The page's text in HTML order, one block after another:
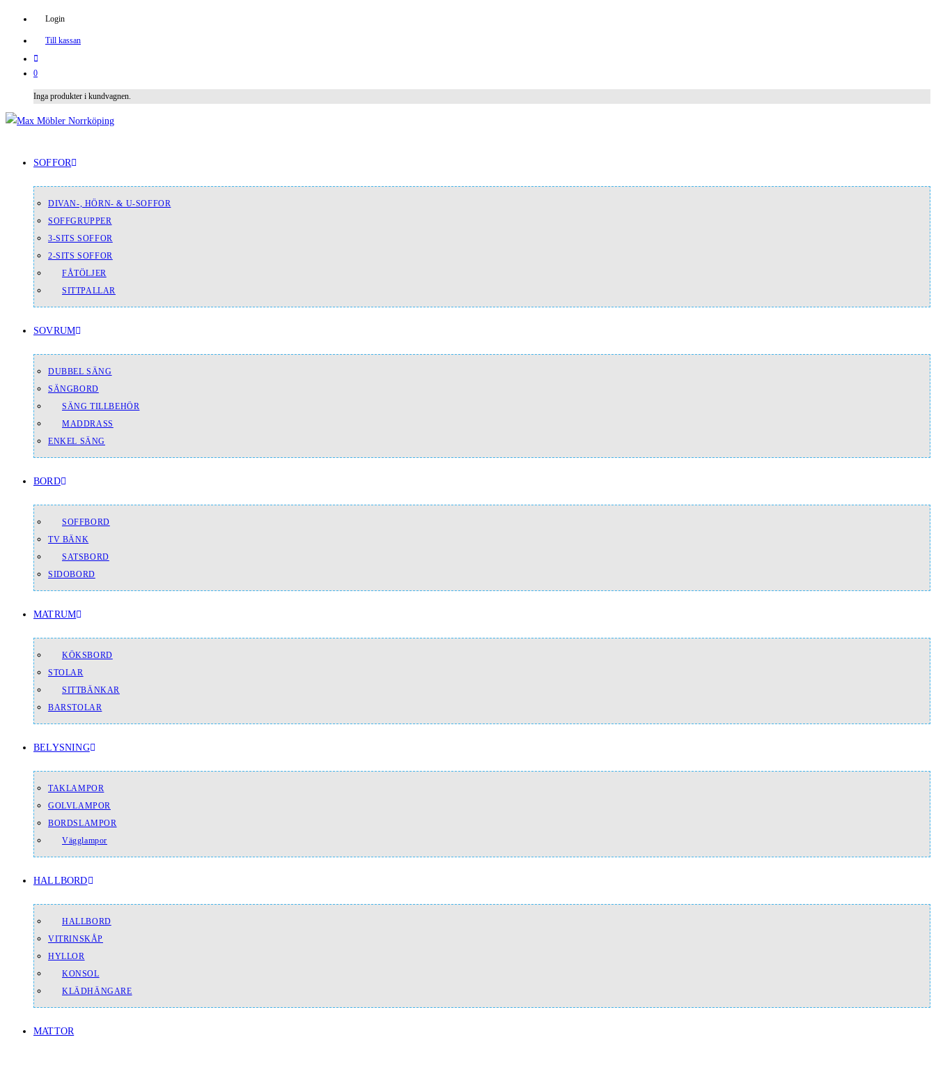
Login
Till kassan
0
Inga produkter i kundvagnen.
SOFFOR
DIVAN-, HÖRN- & U-SOFFOR
SOFFGRUPPER
3-SITS SOFFOR
2-SITS SOFFOR
FÅTÖLJER
SITTPALLAR
SOVRUM
DUBBEL SÄNG
SÄNGBORD
SÄNG TILLBEHÖR
MADDRASS
ENKEL SÄNG
BORD
SOFFBORD
TV BÄNK
SATSBORD
SIDOBORD
MATRUM
KÖKSBORD
STOLAR
SITTBÄNKAR
BARSTOLAR
BELYSNING
TAKLAMPOR
GOLVLAMPOR
BORDSLAMPOR
Vägglampor
HALLBORD
HALLBORD
VITRINSKÅP
HYLLOR
KONSOL
KLÄDHÄNGARE
MATTOR